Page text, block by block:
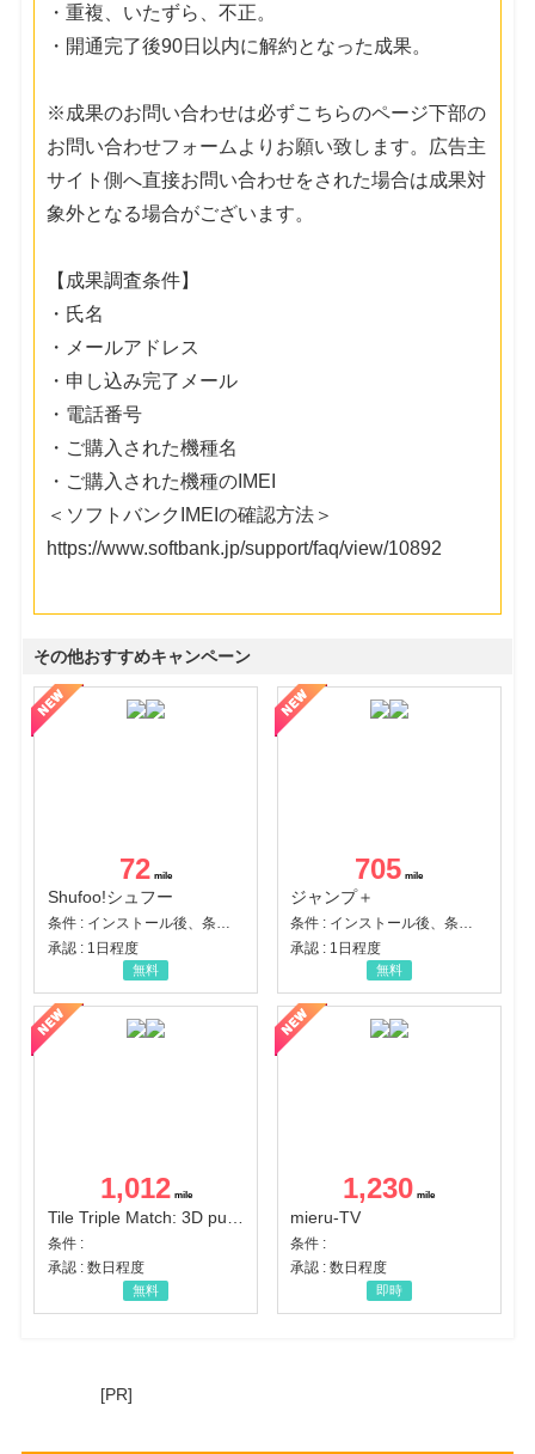
・重複、いたずら、不正。
・開通完了後90日以内に解約となった成果。
※成果のお問い合わせは必ずこちらのページ下部の
お問い合わせフォームよりお願い致します。広告主
サイト側へ直接お問い合わせをされた場合は成果対
象外となる場合がございます。
【成果調査条件】
・氏名
・メールアドレス
・申し込み完了メール
・電話番号
・ご購入された機種名
・ご購入された機種のIMEI
＜ソフトバンクIMEIの確認方法＞
https://www.softbank.jp/support/faq/view/10892
その他おすすめキャンペーン
72
Shufoo!シュフー
条件 : インストール後、条件達成
承認 : 1日程度
無料
705
ジャンプ＋
条件 : インストール後、条件達成
承認 : 1日程度
無料
1,012
条件 :
承認 : 数日程度
無料
1,230
mieru-TV
条件 :
承認 : 数日程度
即時
[PR]